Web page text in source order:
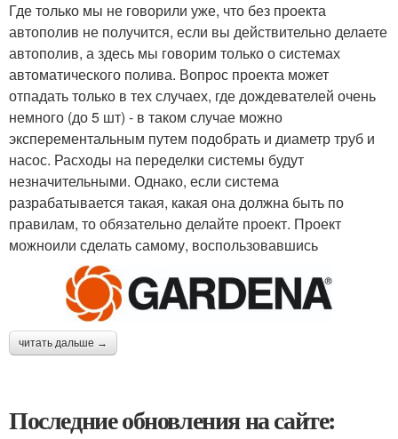
Где только мы не говорили уже, что без проекта
автополив не получится, если вы действительно делаете
автополив, а здесь мы говорим только о системах
автоматического полива. Вопрос проекта может
отпадать только в тех случаех, где дождевателей очень
немного (до 5 шт) - в таком случае можно
эксперементальным путем подобрать и диаметр труб и
насос. Расходы на переделки системы будут
незначительными. Однако, если система
разрабатывается такая, какая она должна быть по
правилам, то обязательно делайте проект. Проект
можноили сделать самому, воспользовавшись
читать дальше →
Последние обновления на сайте: